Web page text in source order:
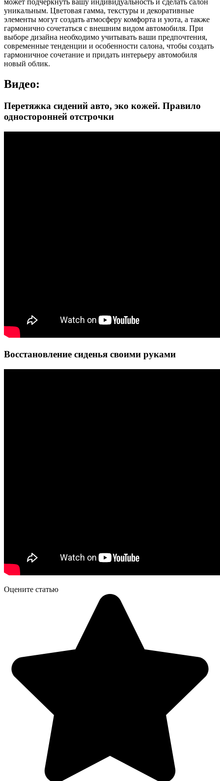
уникальным. Цветовая гамма, текстуры и декоративные
элементы могут создать атмосферу комфорта и уюта, а также
гармонично сочетаться с внешним видом автомобиля. При
выборе дизайна необходимо учитывать ваши предпочтения,
современные тенденции и особенности салона, чтобы создать
гармоничное сочетание и придать интерьеру автомобиля
новый облик.
Видео:
Перетяжка сидений авто, эко кожей. Правило
односторонней отстрочки
Восстановление сиденья своими руками
Оцените статью